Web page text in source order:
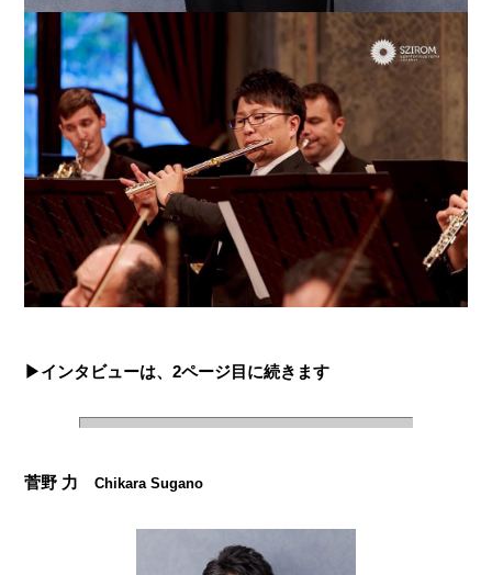
▶︎インタビューは、2ページ目に続きます
菅野 力Chikara Sugano